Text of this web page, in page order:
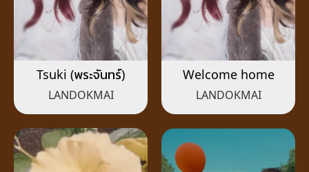
Tsuki (พระจันทร์)
LANDOKMAI
Welcome home
LANDOKMAI